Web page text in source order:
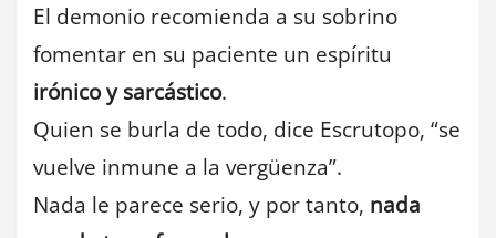
El demonio recomienda a su sobrino
fomentar en su paciente un espíritu
irónico y sarcástico.
Quien se burla de todo, dice Escrutopo, “se
vuelve inmune a la vergüenza”.
Nada le parece serio, y por tanto, nada